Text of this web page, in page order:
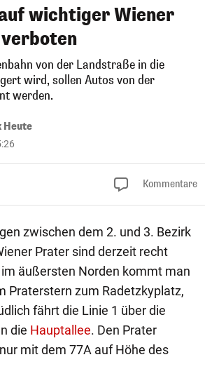
wichtiger Wiener
von der Landstraße in die
wird, sollen Autos von der
werden.
Heute
Kommentare
zwischen dem 2. und 3. Bezirk
Prater sind derzeit recht
äußersten Norden kommt man
Praterstern zum Radetzkyplatz,
fährt die Linie 1 über die
die Hauptallee. Den Prater
mit dem 77A auf Höhe des